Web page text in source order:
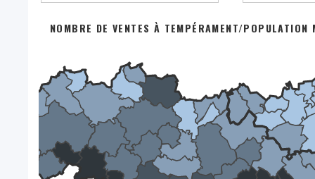
NOMBRE DE VENTES À TEMPÉRAMENT/